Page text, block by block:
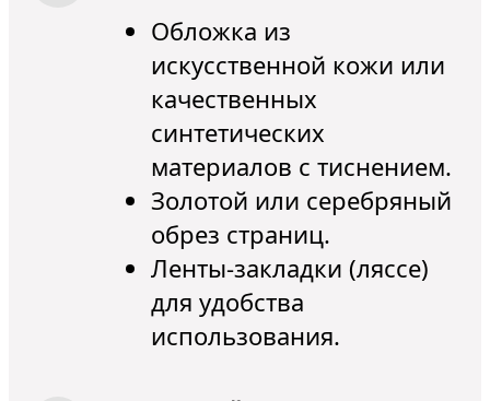
Обложка из
искусственной кожи или
качественных
синтетических
материалов с тиснением.
Золотой или серебряный
обрез страниц.
Ленты-закладки (ляссе)
для удобства
использования.